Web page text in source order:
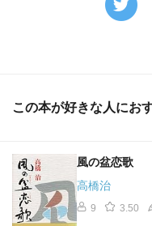
この本が好きな人にお
風の盆恋歌
高橋治
9 3.50